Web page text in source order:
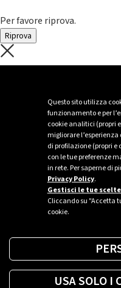
Questo sito utilizza
funzionamento e per
cookie analitici (propri
migliorare
di profilazione (propri
con le tue preferenze
in rete. Per saperne di
Privacy Policy.
Gestisci le tue
Cliccando su "Accetta
cookie.
USA SOLO I
Per favore riprova.
Riprova
C'è un
Per favore riprova piú tardi
Sei
Trova la